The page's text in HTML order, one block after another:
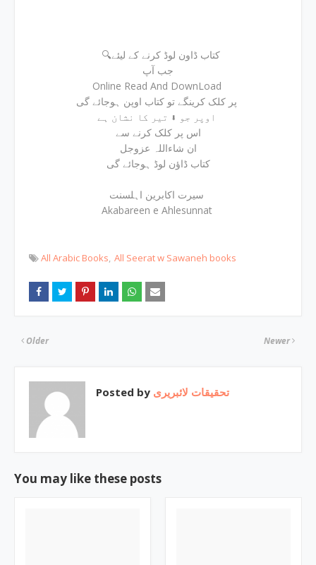
🔍کتاب ڈاون لوڈ کرنے کے لیئے
جب آپ
Online Read And DownLoad
اس پر کلک کرنے سے
ان شاءاللہ عزوجل
کتاب ڈاؤن لوڈ ہوجائے گی
Akabareen e Ahlesunnat
All Arabic Books All Seerat w Sawaneh books
Newer
Older
Posted by تحقیقات لائبریری
You may like these posts